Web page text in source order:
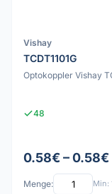
Vishay
TCDT1101G
Optokoppler Vishay
48
0.58€ – 0.58€
Menge: Min: